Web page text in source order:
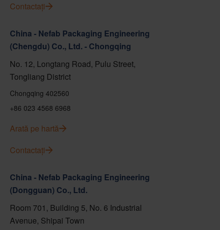
Contactați
China - Nefab Packaging Engineering
(Chengdu) Co., Ltd. - Chongqing
No. 12, Longtang Road, Pulu Street,
Tongliang District
Chongqing 402560
+86 023 4568 6968
Arată pe hartă
Contactați
China - Nefab Packaging Engineering
(Dongguan) Co., Ltd.
Room 701, Building 5, No. 6 Industrial
Avenue, Shipai Town